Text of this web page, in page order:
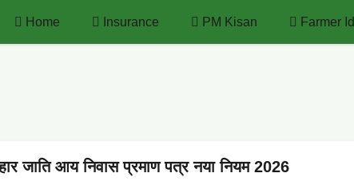
Home Insurance PM Kisan Farmer Id
जाति आय निवास प्रमाण पत्र नया नियम 2026